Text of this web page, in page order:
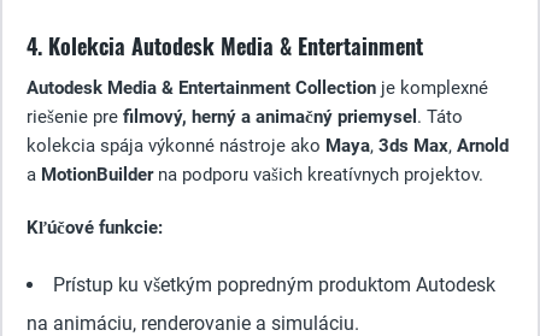
4. Kolekcia Autodesk Media & Entertainment
Autodesk Media & Entertainment Collection je komplexné
riešenie pre filmový, herný a animačný priemysel . Táto
kolekcia spája výkonné nástroje ako Maya, 3ds Max, Arnold
a MotionBuilderna podporu vašich kreatívnych projektov.
Kľúčové funkcie:
Prístup ku všetkým popredným produktom Autodesk
na animáciu, renderovanie a simuláciu.